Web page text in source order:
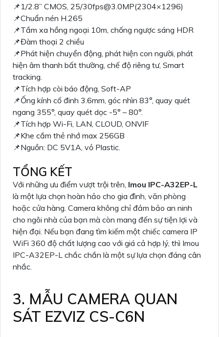
📌1/2.8” CMOS, 25/30fps@3.0MP(2304×1296)
📌Chuẩn nén H.265
📌Tầm xa hồng ngoại 10m, chống ngược sáng HDR
📌Đàm thoại 2 chiều
📌Phát hiện chuyển động, phát hiện con người, phát
hiện âm thanh bất thường, chế độ riêng tư, Smart
tracking.
📌Tích hợp còi báo động, Soft-AP
📌Ống kính cố đinh 3.6mm, góc nhìn 83°, quay quét
ngang 355°, quay quét dọc -5° – 80°.
📌Tích hợp Wi-Fi, LAN, CLOUD, ONVIF
📌Khe cắm thẻ nhớ max 256GB
📌Nguồn: DC 5V1A, vỏ Plastic.
TỔNG KẾT
Với những ưu điểm vượt trội trên, Imou IPC-A32EP-L
là một lựa chọn hoàn hảo cho gia đình, văn phòng
hoặc cửa hàng. Camera không chỉ đảm bảo an ninh
cho ngôi nhà của bạn mà còn mang đến sự tiện lợi và
hiện đại. Nếu bạn đang tìm kiếm một chiếc camera IP
WiFi 360 độ chất lượng cao với giá cả hợp lý, thì Imou
IPC-A32EP-L chắc chắn là một sự lựa chọn đáng cân
nhắc.
3. MẪU CAMERA QUAN
SÁT EZVIZ CS-C6N